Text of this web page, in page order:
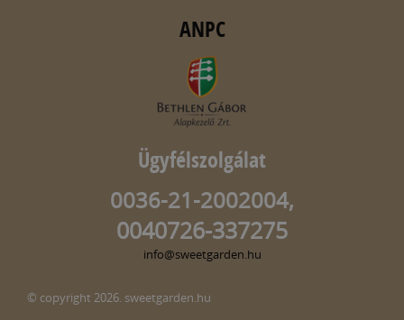
ANPC
Ügyfélszolgálat
0036-21-2002004,
0040726-337275
info@sweetgarden.hu
© copyright 2026. sweetgarden.hu